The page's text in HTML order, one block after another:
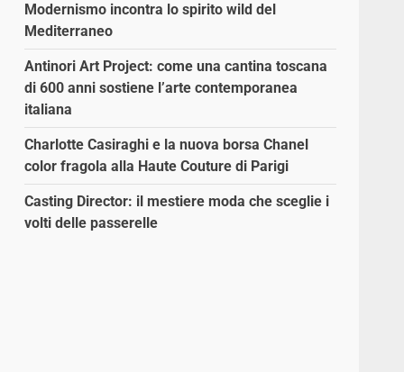
Modernismo incontra lo spirito wild del
Mediterraneo
Antinori Art Project: come una cantina toscana
di 600 anni sostiene l’arte contemporanea
italiana
Charlotte Casiraghi e la nuova borsa Chanel
color fragola alla Haute Couture di Parigi
Casting Director: il mestiere moda che sceglie i
volti delle passerelle